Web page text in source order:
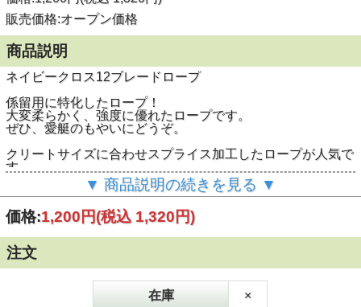
販売価格:オープン価格
商品説明
ネイビークロス12ブレードロープ
係留用に特化したロープ！
大変柔らかく、強度に優れたロープです。
ぜひ、愛艇のもやいにどうぞ。
クリートサイズに合わせスプライス加工したロープが人気で
す。
20mmφ 破断強度 5,790kg
素材：光沢のあるエステル原糸
▼ 商品説明の続きを見る ▼
価格:1,200円(税込 1,320円)
注文
在庫 ×